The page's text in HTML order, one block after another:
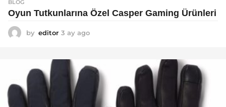
BLOG
Oyun Tutkunlarına Özel Casper Gaming Ürünleri
by editor 3 ay ago
g